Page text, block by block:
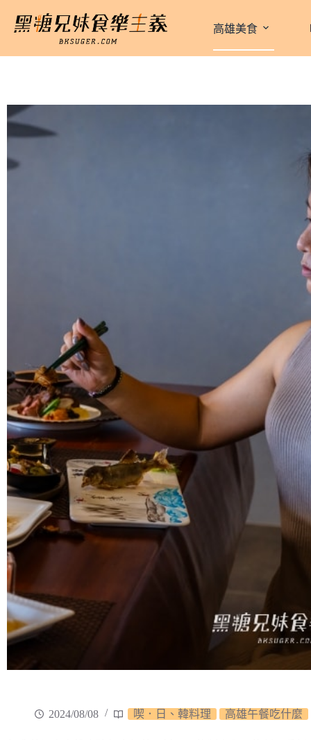
要
高雄美食
2024/08/08 喫．日、韓料理 高雄午餐吃什麼